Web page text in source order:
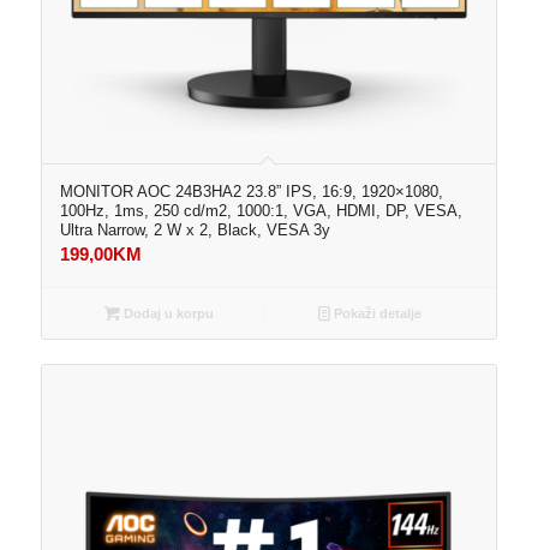
MONITOR AOC 24B3HA2 23.8” IPS, 16:9, 1920×1080,
100Hz, 1ms, 250 cd/m2, 1000:1, VGA, HDMI, DP, VESA,
Ultra Narrow, 2 W x 2, Black, VESA 3y
199,00KM
Dodaj u korpu Pokaži detalje